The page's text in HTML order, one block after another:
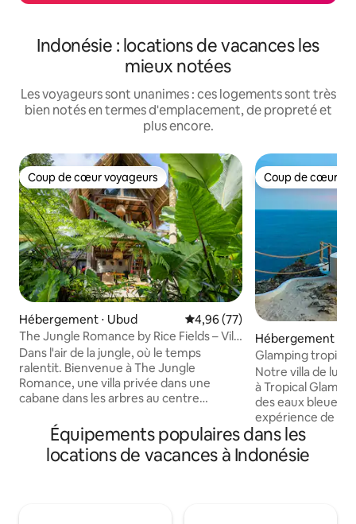
Indonésie : locations de vacances les
mieux notées
Les voyageurs sont unanimes : ces logements sont très
bien notés en termes d'emplacement, de propreté et
plus encore.
Coup de cœur voyageurs
Coup de cœur voyageurs
Hébergement ⋅ Ubud Évaluation moyenne sur la
4,96 (77)
The Jungle Romance by Rice Fields – Villa
à Ubud
Dans l'air de la jungle, où le temps
ralentit. Bienvenue à The Jungle
Romance, une villa privée dans une
cabane dans les arbres au centre
des rizières d'un côté et la jungle tout
autour. Réveillez-vous avec une lumière
douce à travers les baies vitrées.
Coup de cœur
Coup de cœur
Hébergement ⋅
Glamping tropical
vue sur la mer
Notre villa de lune
à Tropical
des eaux bleues
expérience de
nature. C'est un
créateurs de
raison de la vue
Équipements populaires dans les
locations de vacances à Indonésie